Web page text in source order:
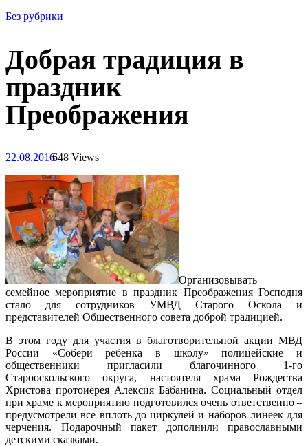
Без рубрики
Добрая традиция в
праздник
Преображения
22.08.2016648 Views
Организовывать
семейное мероприятие в праздник Преображения Господня
стало для сотрудников УМВД Старого Оскола и
представителей Общественного совета доброй традицией.
В этом году для участия в благотворительной акции МВД
России «Собери ребенка в школу» полицейские и
общественники пригласили благочинного 1-го
Старооскольского округа, настоятеля храма Рождества
Христова протоиерея Алексия Бабанина. Социальный отдел
при храме к мероприятию подготовился очень ответственно –
предусмотрели все вплоть до циркулей и наборов линеек для
черчения. Подарочный пакет дополнили православными
детскими сказками.